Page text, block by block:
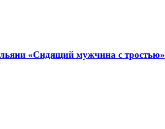
«Сидящий мужчина с тростью»